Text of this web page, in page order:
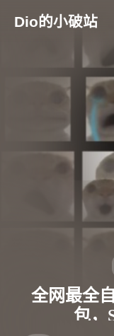
Dio的小破站
全网最全
包，